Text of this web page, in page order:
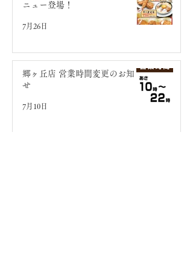
ニュー登場！
7月26日
郷ヶ丘店 営業時間変更のお知ら
せ
7月10日